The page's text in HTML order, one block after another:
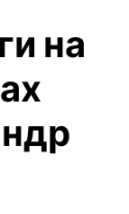
на